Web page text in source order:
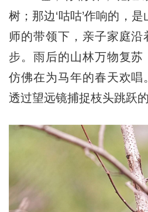
树；那边‘咕咕’作响的，
师的带领下，亲子家庭沿
步。雨后的山林万物复苏
仿佛在为马年的春天欢唱
透过望远镜捕捉枝头跳跃的